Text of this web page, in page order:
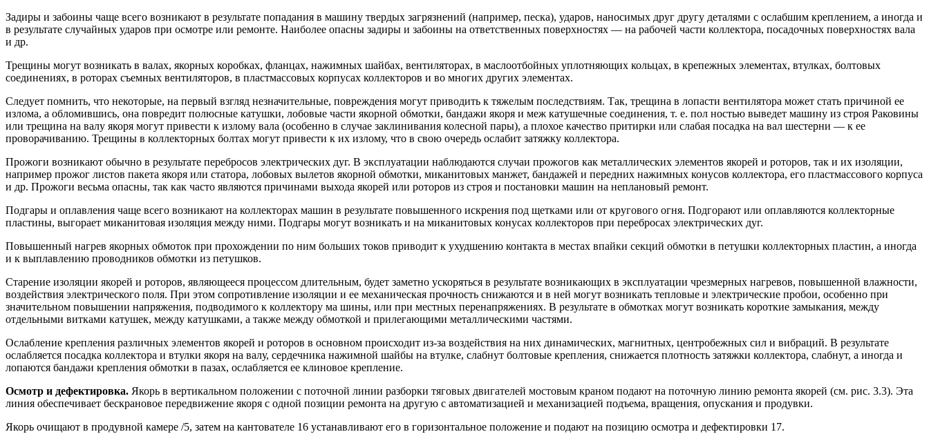
Задиры и забоины чаще всего возникают в результате попадания в машину твердых загрязнений (например, песка), ударов, наносимых друг другу деталями с ослабшим креплением, а иногда и
в результате случайных ударов при осмотре или ремонте. Наиболее опасны задиры и забоины на ответственных поверхностях — на рабочей части коллектора, посадочных поверхностях вала
и др.
Трещины могут возникать в валах, якорных коробках, фланцах, нажимных шайбах, вентиляторах, в маслоотбойных уплотняющих кольцах, в крепежных элементах, втулках, болтовых
соединениях, в роторах съемных вентиляторов, в пластмассовых корпусах коллекторов и во многих других элементах.
Следует помнить, что некоторые, на первый взгляд незначительные, повреждения могут приводить к тяжелым последствиям. Так, трещина в лопасти вентилятора может стать причиной ее
излома, а обломившись, она повредит полюсные катушки, лобовые части якорной обмотки, бандажи якоря и меж катушечные соединения, т. е. пол ностью выведет машину из строя Раковины
или трещина на валу якоря могут привести к излому вала (особенно в случае заклинивания колесной пары), а плохое качество притирки или слабая посадка на вал шестерни — к ее
проворачиванию. Трещины в коллекторных болтах могут привести к их излому, что в свою очередь ослабит затяжку коллектора.
Прожоги возникают обычно в результате перебросов электрических дуг. В эксплуатации наблюдаются случаи прожогов как металлических элементов якорей и роторов, так и их изоляции,
например прожог листов пакета якоря или статора, лобовых вылетов якорной обмотки, миканитовых манжет, бандажей и передних нажимных конусов коллектора, его пластмассового корпуса
и др. Прожоги весьма опасны, так как часто являются причинами выхода якорей или роторов из строя и постановки машин на неплановый ремонт.
Подгары и оплавления чаще всего возникают на коллекторах машин в результате повышенного искрения под щетками или от кругового огня. Подгорают или оплавляются коллекторные
пластины, выгорает миканитовая изоляция между ними. Подгары могут возникать и на миканитовых конусах коллекторов при перебросах электрических дуг.
Повышенный нагрев якорных обмоток при прохождении по ним больших токов приводит к ухудшению контакта в местах впайки секций обмотки в петушки коллекторных пластин, а иногда
и к выплавлению проводников обмотки из петушков.
Старение изоляции якорей и роторов, являющееся процессом длительным, будет заметно ускоряться в результате возникающих в эксплуатации чрезмерных нагревов, повышенной влажности,
воздействия электрического поля. При этом сопротивление изоляции и ее механическая прочность снижаются и в ней могут возникать тепловые и электрические пробои, особенно при
значительном повышении напряжения, подводимого к коллектору ма шины, или при местных перенапряжениях. В результате в обмотках могут возникать короткие замыкания, между
отдельными витками катушек, между катушками, а также между обмоткой и прилегающими металлическими частями.
Ослабление крепления различных элементов якорей и роторов в основном происходит из-за воздействия на них динамических, магнитных, центробежных сил и вибраций. В результате
ослабляется посадка коллектора и втулки якоря на валу, сердечника нажимной шайбы на втулке, слабнут болтовые крепления, снижается плотность затяжки коллектора, слабнут, а иногда и
лопаются бандажи крепления обмотки в пазах, ослабляется ее клиновое крепление.
Осмотр и дефектировка. Якорь в вертикальном положении с поточной линии разборки тяговых двигателей мостовым краном подают на поточную линию ремонта якорей (см. рис. 3.3). Эта
линия обеспечивает бескрановое передвижение якоря с одной позиции ремонта на другую с автоматизацией и механизацией подъема, вращения, опускания и продувки.
Якорь очищают в продувной камере /5, затем на кантователе 16 устанавливают его в горизонтальное положение и подают на позицию осмотра и дефектировки 17.